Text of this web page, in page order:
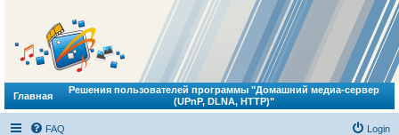
Главная
Решения пользователей программы "Домашний медиа-сервер
(UPnP, DLNA, HTTP)"
FAQ Login